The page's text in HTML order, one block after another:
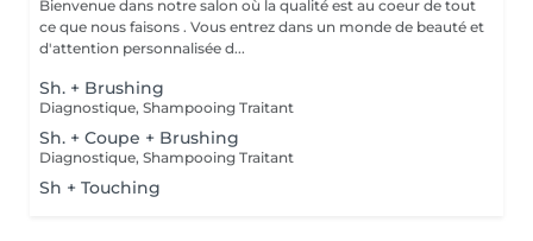
Bienvenue dans notre salon où la qualité est au coeur de tout
ce que nous faisons . Vous entrez dans un monde de beauté et
d'attention personnalisée d...
Sh. + Brushing
Diagnostique, Shampooing Traitant
Sh. + Coupe + Brushing
Diagnostique, Shampooing Traitant
Sh + Touching